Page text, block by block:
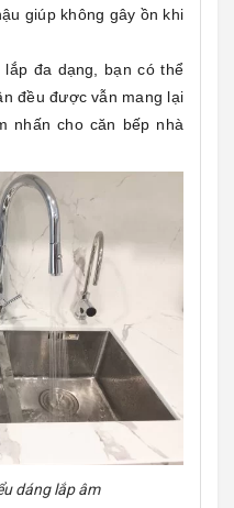
giúp không gây ồn khi
lắp đa dạng, bạn có thể
đều được vẫn mang lại
nhấn cho căn bếp nhà
dáng lắp âm